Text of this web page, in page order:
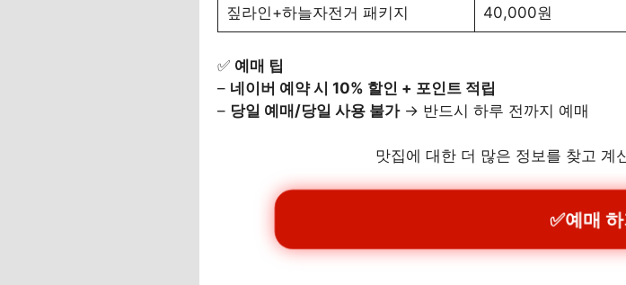
짚라인+하늘자전거 패키지 40,000원
✅ 예매 팁
– 네이버 예약 시 10% 할인 + 포인트 적립
– 당일 예매/당일 사용 불가→ 반드시 하루 전까지 예매
맛집에 대한 더 많은 정보를 찾고 계
✅예매